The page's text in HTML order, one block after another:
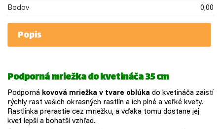
Bodov
0,00
Popis
Podporná mriežka do kvetináča 35 cm
Podporná kovová mriežka v tvare oblúka do kvetináča zaistí
rýchly rast vašich okrasných rastlín a ich plné a veľké kvety.
Rastlinka prerastie cez mriežku, a vďaka tomu dostane jej
kvet lepší a bohatší vzhľad.